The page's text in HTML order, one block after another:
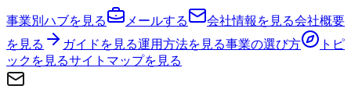
事業別ハブを見る メールする 会社情報を見る会社概要
を見る
ガイドを見る運用方法を見る事業の選び方
トピ
ックを見るサイトマップを見る